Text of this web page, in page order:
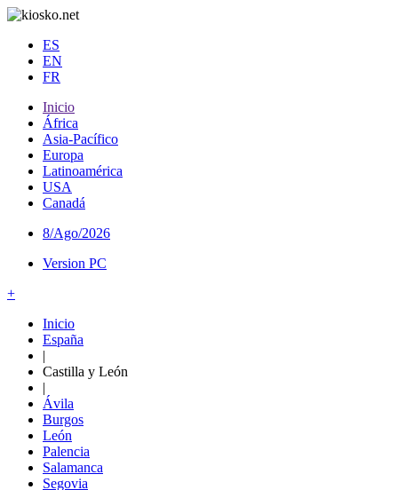
ES
EN
FR
Inicio
África
Asia-Pacífico
Europa
Latinoamérica
USA
Canadá
8/Ago/2026
Version PC
+
Inicio
España
|
Castilla y León
|
Ávila
Burgos
León
Palencia
Salamanca
Segovia